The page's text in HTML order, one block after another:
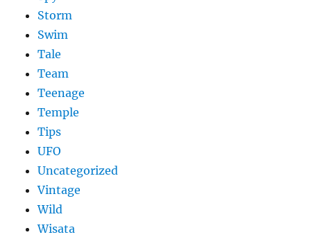
Storm
Swim
Tale
Team
Teenage
Temple
Tips
UFO
Uncategorized
Vintage
Wild
Wisata